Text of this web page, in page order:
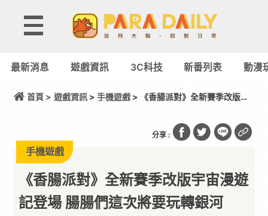
最新消息 遊戲資訊 3C科技 新番列表 動漫
首頁 > 遊戲資訊> 手機遊戲> 《香腸派對》全新賽季改版宇
分享 :
手機遊戲
《香腸派對》全新賽季改版宇宙漫遊
記登場 腸腸們這次將要玩轉銀河